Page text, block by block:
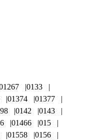
0133
01374
01377
0142
0143
01466
015
01558
0156